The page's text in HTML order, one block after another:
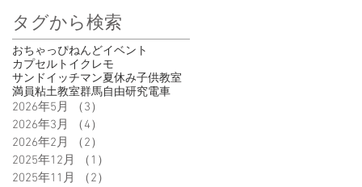
タグから検索
2026年5月 （3）
2026年3月
（4）
2026年2月
（2）
2025年12月
（1）
2025年11月
（2）
おちゃっぴねんどイベント
カプセルトイクレモ
サンドイッチマン夏休み子供教室
満員粘土教室群馬自由研究電車